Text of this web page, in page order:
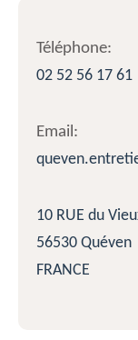
Téléphone:
02 52 56 17 61
Email:
10 RUE du
56530 Quéven
FRANCE